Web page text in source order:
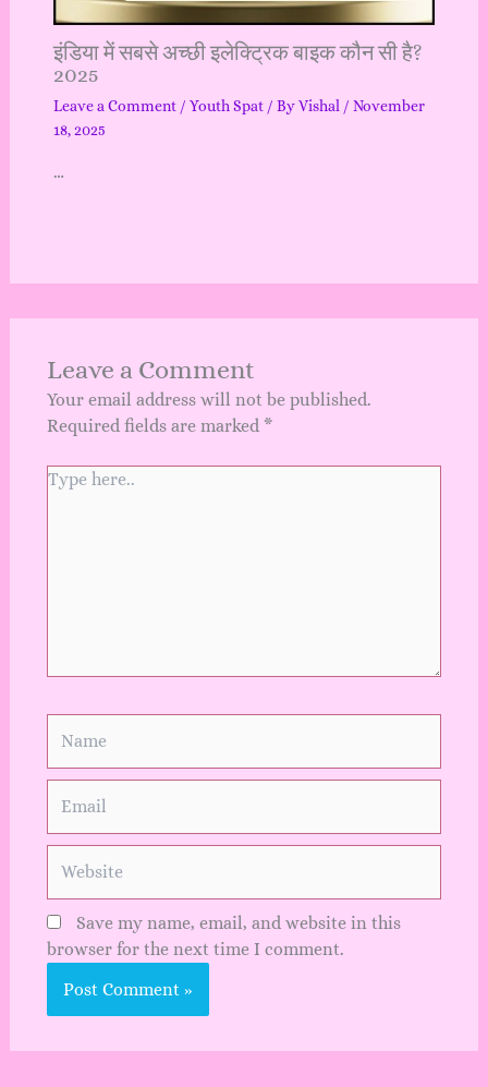
इंडिया में सबसे अच्छी इलेक्ट्रिक बाइक कौन सी है?
2025
Leave a Comment / Youth Spat/ ByVishal / November
18, 2025
…
Leave a Comment
Your email address will not be published.
Required fields are marked *
Type
Save my name, email, and website in this
browser for the next time I comment.